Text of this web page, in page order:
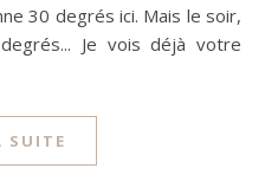
30 degrés ici. Mais le soir,
Je vois déjà votre
SUITE